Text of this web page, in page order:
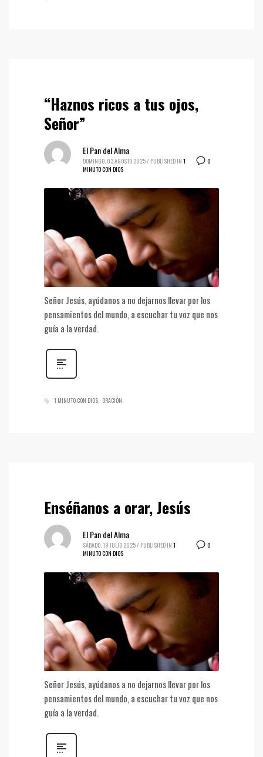
“Haznos ricos a tus ojos,
Señor”
0
El Pan del Alma
DOMINGO, 03 AGOSTO 2025/ PUBLISHED IN 1
MINUTO CON DIOS
Señor Jesús, ayúdanos a no dejarnos llevar por los
pensamientos del mundo, a escuchar tu voz que nos
guía a la verdad.
1 MINUTO CON DIOS ORACIÓN
Enséñanos a orar, Jesús
0
El Pan del Alma
SÁBADO, 19 JULIO 2025/ PUBLISHED IN 1
MINUTO CON DIOS
Señor Jesús, ayúdanos a no dejarnos llevar por los
pensamientos del mundo, a escuchar tu voz que nos
guía a la verdad.